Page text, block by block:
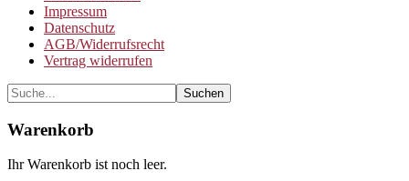
Impressum
Datenschutz
AGB/Widerrufsrecht
Vertrag widerrufen
Warenkorb
Ihr Warenkorb ist noch leer.